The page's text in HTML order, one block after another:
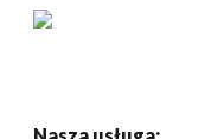
Nasza usługa: